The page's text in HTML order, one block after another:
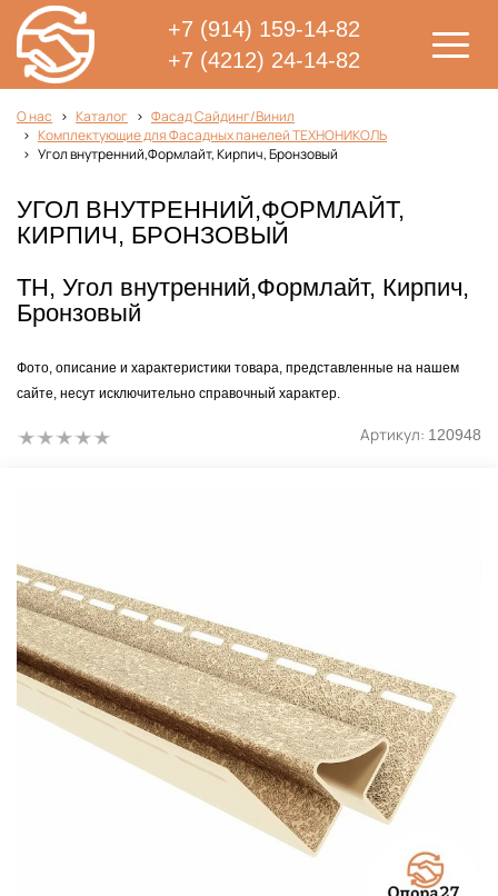
+7 (914) 159-14-82
+7 (4212) 24-14-82
О нас Каталог
Фасад Сайдинг/Винил
Комплектующие для Фасадных панелей ТЕХНОНИКОЛЬ
Угол внутренний,Формлайт, Кирпич, Бронзовый
УГОЛ ВНУТРЕННИЙ,ФОРМЛАЙТ,
КИРПИЧ, БРОНЗОВЫЙ
ТН, Угол внутренний,Формлайт, Кирпич,
Бронзовый
Фото, описание и характеристики товара, представленные на нашем
сайте, несут исключительно справочный характер.
Артикул: 120948